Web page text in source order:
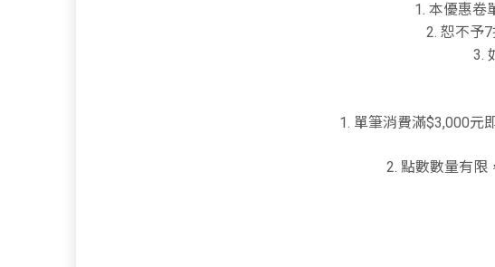
1. 本優惠卷
2. 恕不予
3.
1. 單筆消費滿$3,000元
2. 點數數量有限